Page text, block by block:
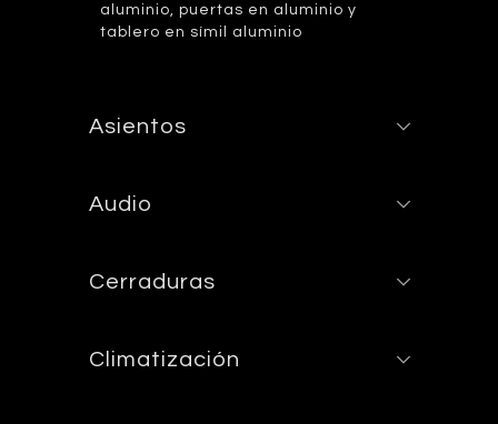
aluminio, puertas en aluminio y
tablero en símil aluminio
Asientos
Audio
Cerraduras
Climatización